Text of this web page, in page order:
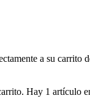
a su carrito
Hay 1 artículo